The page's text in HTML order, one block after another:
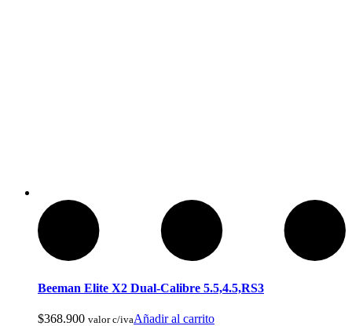
Botas de Cacería Y Militares
Beeman Elite X2 Dual-Calibre 5.5,4.5,RS3
$368.900 valor c/ivaAñadir al carrito